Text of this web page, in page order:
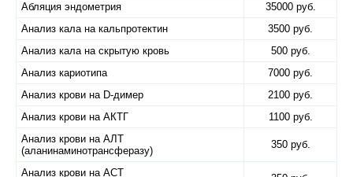
Абляция эндометрия
35000 руб.
Анализ кала на кальпротектин
3500 руб.
Анализ кала на скрытую кровь
500 руб.
Анализ кариотипа
7000 руб.
Анализ крови на D-димер
2100 руб.
Анализ крови на АКТГ
1100 руб.
Анализ крови на АЛТ
(аланинаминотрансферазу)
350 руб.
Анализ крови на АСТ